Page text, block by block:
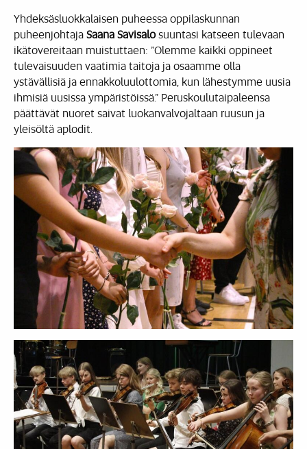
Yhdeksäsluokkalaisen puheessa oppilaskunnan
puheenjohtajaSaana Savisalosuuntasi katseen tulevaan
ikätovereitaan muistuttaen: ”Olemme kaikki oppineet
tulevaisuuden vaatimia taitoja ja osaamme olla
ystävällisiä ja ennakkoluulottomia, kun lähestymme uusia
ihmisiä uusissa ympäristöissä.” Peruskoulutaipaleensa
päättävät nuoret saivat luokanvalvojaltaan ruusun ja
yleisöltä aplodit.